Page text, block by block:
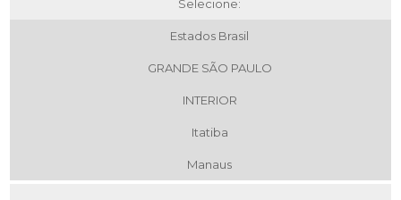
Selecione:
Estados Brasil
GRANDE SÃO PAULO
INTERIOR
Itatiba
Manaus